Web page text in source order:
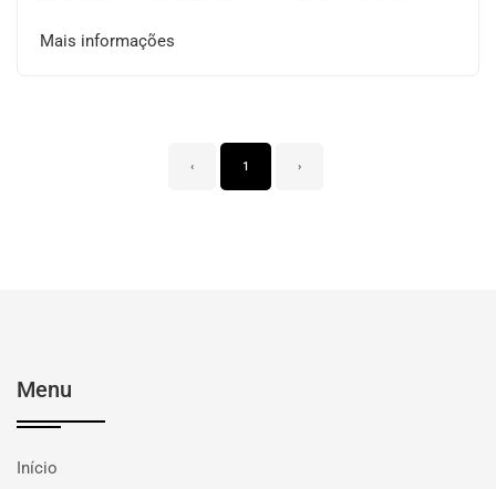
Mais informações
‹ 1 ›
Menu
Início